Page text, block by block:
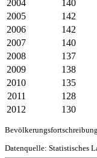
2004
140
2005
142
2006
142
2007
140
2008
137
2009
138
2010
135
2011
128
2012
130
Datenquelle: Statistisches